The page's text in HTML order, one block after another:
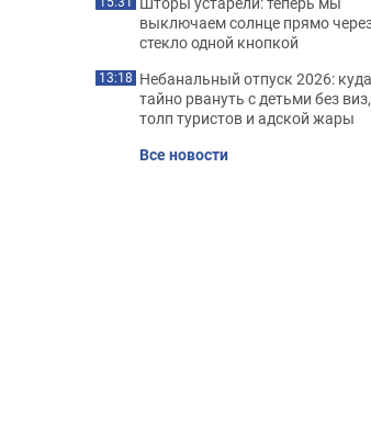
выключаем солнце прямо
стекло одной кнопкой
13:18 Небанальный отпуск 2026: куда
тайно рвануть с детьми без виз,
толп туристов и адской жары
Все новости